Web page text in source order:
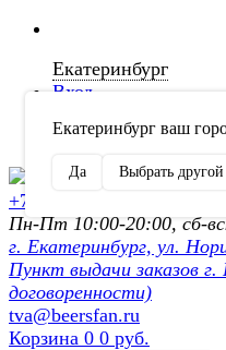
Екатеринбург
Екатеринбург ваш
Да Выбрать
Вход
Регистрация
+7 (902) 872-54-70
Пн-Пт 10:00-20:00, сб-
г. Екатеринбург, ул.
Пункт выдачи заказов
договоренности)
tva@beersfan.ru
Корзина 0 0 руб.